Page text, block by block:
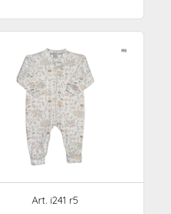
Art. i241 r5